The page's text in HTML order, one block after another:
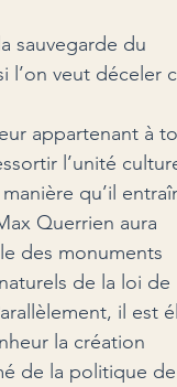
sauvegarde du
l’on veut déceler
appartenant à
l’unité
qu’il
Querrien aura
des monuments
de la loi de
il est
la création
de la politique de